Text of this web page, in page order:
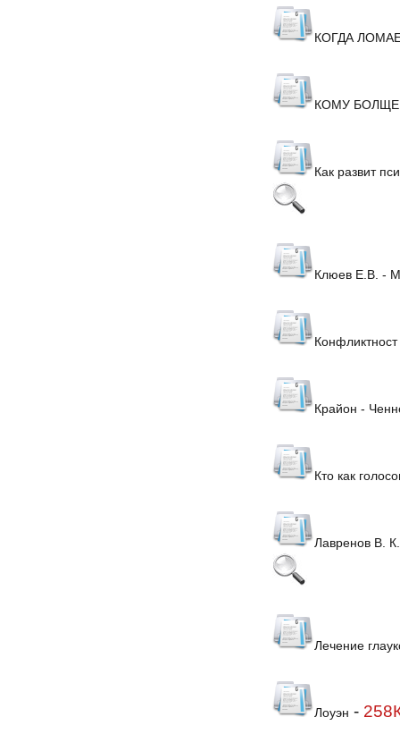
КОГДА
КОМУ
Как развит
Клюев Е.В. -
Крайон -
Кто как
Лавренов В.
Лечение
Лоуэн -